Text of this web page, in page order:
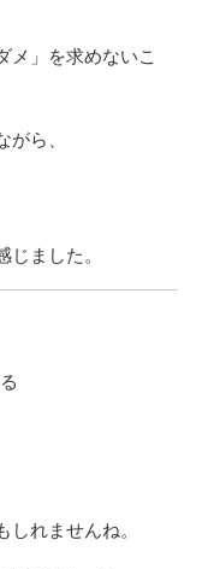
メ」を求めないこ
ら、
ました。
れませんね。